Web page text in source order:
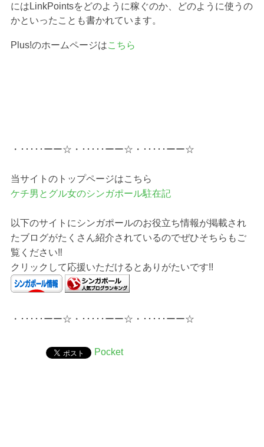
にはLinkPointsをどのように稼ぐのか、どのように使うの
かといったことも書かれています。
Plus!のホームページはこちら
・･････ーー☆・･････ーー☆・･････ーー☆
当サイトのトップページはこちら
ケチ男とグル女のシンガポール駐在記
以下のサイトにシンガポールのお役立ち情報が掲載され
たブログがたくさん紹介されているのでぜひそちらもご
覧ください‼︎
クリックして応援いただけるとありがたいです!!
・･････ーー☆・･････ーー☆・･････ーー☆
Pocket